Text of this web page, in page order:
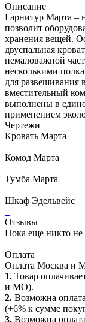
Описание
Гарнитур Марта –
позволит
хранения вещей.
двуспальная
немаловажной
несколькими
для
вместительный
выполнены в
применением
Чертежи
Кровать Марта
Комод Марта
Тумба Марта
Шкаф Эдельвейс
Отзывы
Пока еще никто не
Оплата
Оплата Москва и
1. Товар
и МО).
2. Возможна
(+6% к сумме
3. Возможна